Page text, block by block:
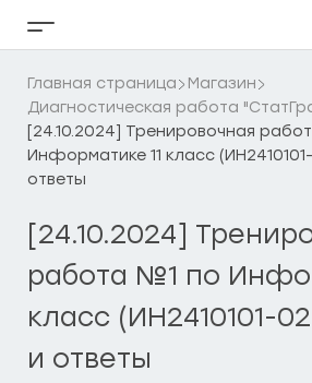
Кнопка
бокового
меню
Главная страница
Магазин
Диагностическая работа
[24.10.2024] Тренировочная
Информатике 11 класс
ответы
[24.10.2024]
работа №1 по
класс (ИН2410101-
и ответы